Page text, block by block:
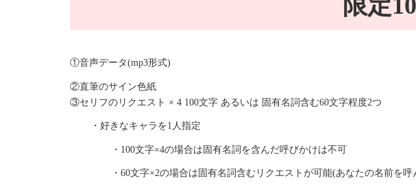
①音声データ(mp3形式)
②直筆のサイン色紙
③セリフのリクエスト × 4 100文字 あるいは 固有名詞含む60文字程度2つ
・好きなキャラを1人指定
・100文字×4の場合は固有名詞を含んだ呼びかけは不可
・60文字×2の場合は固有名詞含むリクエストが可能(あなたの名前を